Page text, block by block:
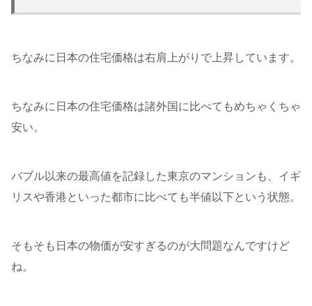
ちなみに日本の住宅価格は右肩上がりで上昇しています。
ちなみに日本の住宅価格は諸外国に比べてもめちゃくちゃ
安い。
バブル以来の最高値を記録した東京のマンションも、イギ
リスや香港といった都市に比べても半値以下という状態。
そもそも日本の物価が安すぎるのが大問題なんですけど
ね。